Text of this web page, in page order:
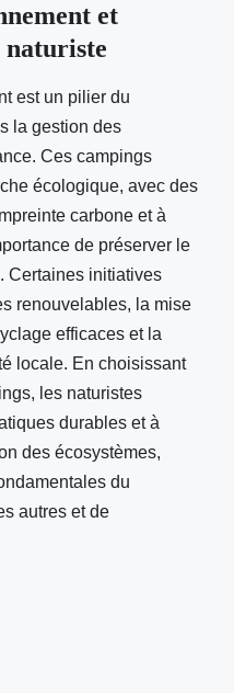
et
naturiste
est un pilier du
la gestion des
Ces campings
écologique, avec des
carbone et à
de préserver le
Certaines initiatives
renouvelables, la mise
efficaces et la
locale. En choisissant
les naturistes
durables et à
des écosystèmes,
du
autres et de